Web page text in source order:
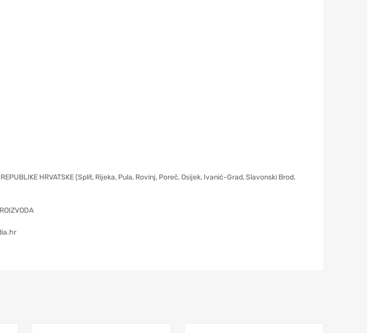
HRVATSKE (Split, Rijeka, Pula, Rovinj, Poreč, Osijek, Ivanić-Grad, Slavonski Brod,